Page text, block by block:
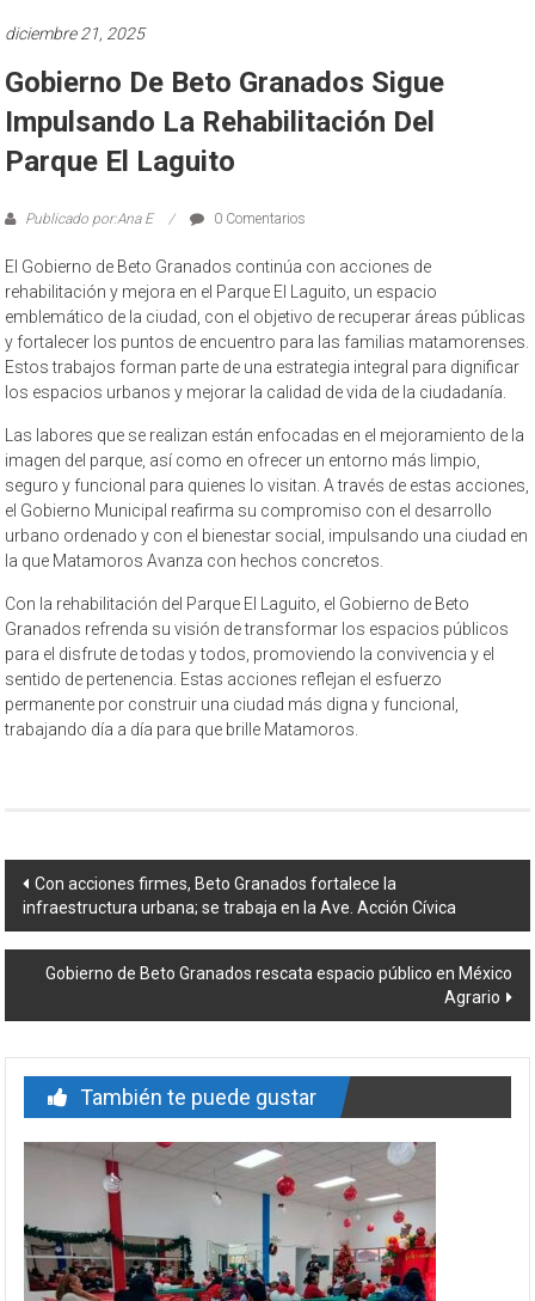
diciembre 21, 2025
Gobierno De Beto Granados Sigue
Impulsando La Rehabilitación Del
Parque El Laguito
Publicado por:Ana E 0 Comentarios
El Gobierno de Beto Granados continúa con acciones de
rehabilitación y mejora en el Parque El Laguito, un espacio
emblemático de la ciudad, con el objetivo de recuperar áreas públicas
y fortalecer los puntos de encuentro para las familias matamorenses.
Estos trabajos forman parte de una estrategia integral para dignificar
los espacios urbanos y mejorar la calidad de vida de la ciudadanía.
Las labores que se realizan están enfocadas en el mejoramiento de la
imagen del parque, así como en ofrecer un entorno más limpio,
seguro y funcional para quienes lo visitan. A través de estas acciones,
el Gobierno Municipal reafirma su compromiso con el desarrollo
urbano ordenado y con el bienestar social, impulsando una ciudad en
la que Matamoros Avanza con hechos concretos.
Con la rehabilitación del Parque El Laguito, el Gobierno de Beto
Granados refrenda su visión de transformar los espacios públicos
para el disfrute de todas y todos, promoviendo la convivencia y el
sentido de pertenencia. Estas acciones reflejan el esfuerzo
permanente por construir una ciudad más digna y funcional,
trabajando día a día para que brille Matamoros.
Navegación
de
entrada
Con acciones firmes, Beto Granados fortalece la
infraestructura urbana; se trabaja en la Ave. Acción Cívica
Gobierno de Beto Granados rescata espacio público en México
Agrario
También te puede gustar